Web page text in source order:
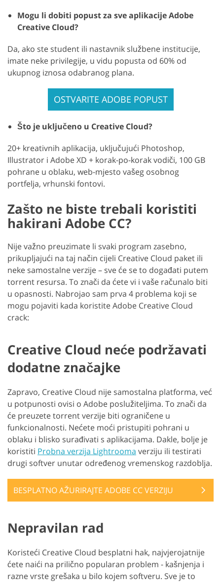
Mogu li dobiti popust za sve aplikacije Adobe
Creative Cloud?
Da, ako ste student ili nastavnik službene institucije,
imate neke privilegije, u vidu popusta od 60% od
ukupnog iznosa odabranog plana.
OSTVARITE ADOBE POPUST
Što je uključeno u Creative Cloud?
20+ kreativnih aplikacija, uključujući Photoshop,
Illustrator i Adobe XD + korak-po-korak vodiči, 100 GB
pohrane u oblaku, web-mjesto vašeg osobnog
portfelja, vrhunski fontovi.
Zašto ne biste trebali koristiti
hakirani Adobe CC?
Nije važno preuzimate li svaki program zasebno,
prikupljajući na taj način cijeli Creative Cloud paket ili
neke samostalne verzije – sve će se to događati putem
torrent resursa. To znači da ćete vi i vaše računalo biti
u opasnosti. Nabrojao sam prva 4 problema koji se
mogu pojaviti kada koristite Adobe Creative Cloud
crack:
Creative Cloud neće podržavati
dodatne značajke
Zapravo, Creative Cloud nije samostalna platforma, već
u potpunosti ovisi o Adobe poslužiteljima. To znači da
će preuzete torrent verzije biti ograničene u
funkcionalnosti. Nećete moći pristupiti pohrani u
oblaku i blisko surađivati s aplikacijama. Dakle, bolje je
koristiti Probna verzija Lightrooma verziju ili testirati
drugi softver unutar određenog vremenskog razdoblja.
BESPLATNO AŽURIRAJTE ADOBE CC VERZIJU
Nepravilan rad
Koristeći Creative Cloud besplatni hak, najvjerojatnije
ćete naići na prilično popularan problem - kašnjenja i
razne vrste grešaka u bilo kojem softveru. Sve je to